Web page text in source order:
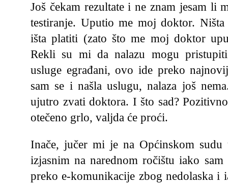
Još čekam rezultate i ne znam jesam li
testiranje. Uputio me moj doktor.
išta platiti (zato što me moj doktor
Rekli su mi da nalazu mogu
usluge egrađani, ovo ide preko
sam se i našla uslugu, nalaza još
ujutro zvati doktora. I što sad?
otečeno grlo, valjda će proći.
Inače, jučer mi je na Općinskom
izjasnim na narednom ročištu iako
preko e-komunikacije zbog nedolaska i